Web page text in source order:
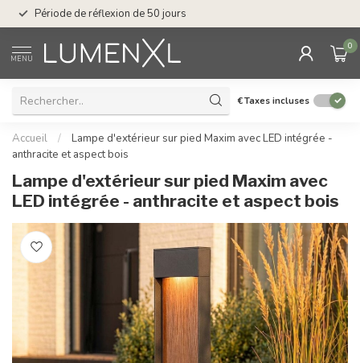
Période de réflexion de 50 jours
MENU
0
€Taxes incluses
Accueil /
Lampe d'extérieur sur pied Maxim avec LED intégrée -
anthracite et aspect bois
Lampe d'extérieur sur pied Maxim avec
LED intégrée - anthracite et aspect bois